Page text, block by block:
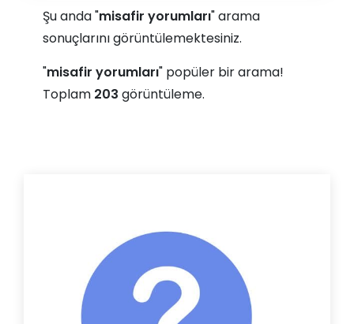
Şu anda "misafir yorumları" arama
sonuçlarını görüntülemektesiniz.
"misafir yorumları" popüler bir arama!
Toplam 203 görüntüleme.